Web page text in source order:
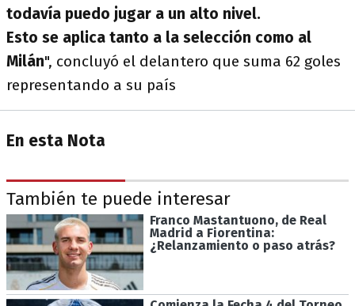
todavía puedo jugar a un alto nivel.
Esto se aplica tanto a la selección como al
Milán", concluyó el delantero que suma 62 goles
representando a su país
En esta Nota
También te puede interesar
Franco Mastantuono, de Real
Madrid a Fiorentina:
¿Relanzamiento o paso atrás?